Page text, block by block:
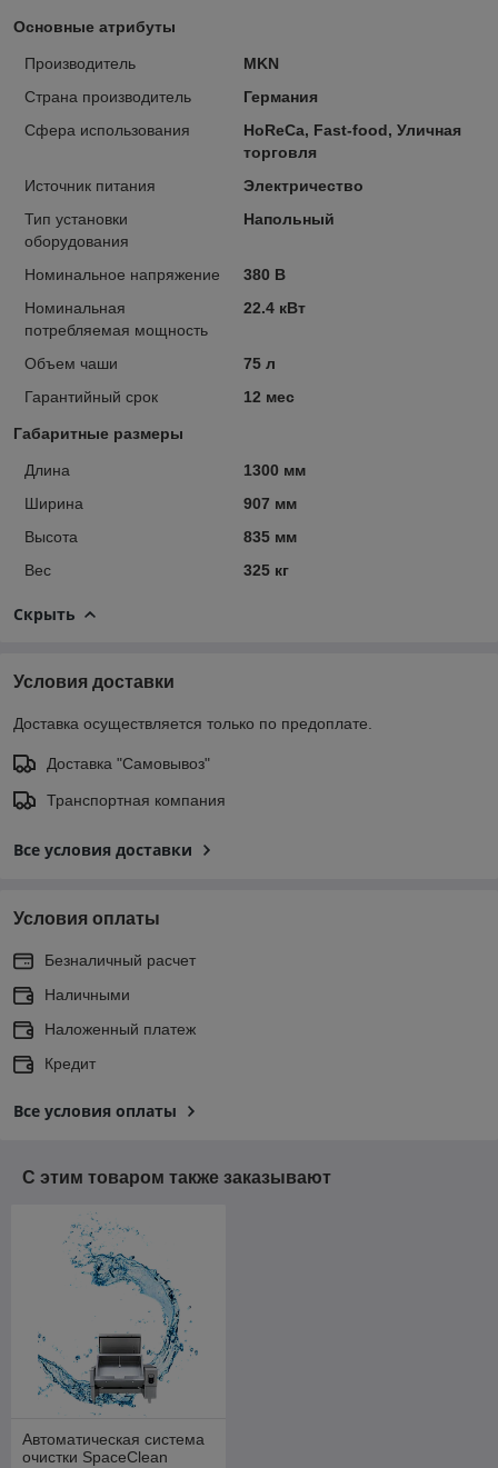
Основные атрибуты
Производитель
MKN
Страна производитель
Германия
Сфера использования
HoReCa, Fast-food, Уличная
торговля
Источник питания
Электричество
Тип установки
оборудования
Напольный
Номинальное напряжение
380 В
Номинальная
потребляемая мощность
22.4 кВт
Объем чаши
75 л
Гарантийный срок
12 мес
Габаритные размеры
Длина
1300 мм
Ширина
907 мм
Высота
835 мм
Вес
325 кг
Скрыть
Условия доставки
Доставка осуществляется только по предоплате.
Доставка "Самовывоз"
Транспортная компания
Все условия доставки
Условия оплаты
Безналичный расчет
Наличными
Наложенный платеж
Кредит
Все условия оплаты
С этим товаром также заказывают
Автоматическая система
очистки SpaceClean